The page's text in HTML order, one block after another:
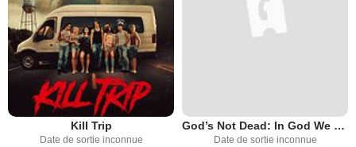
Kill Trip
Date de sortie inconnue
God’s Not Dead: In God We Trust
Date de sortie inconnue